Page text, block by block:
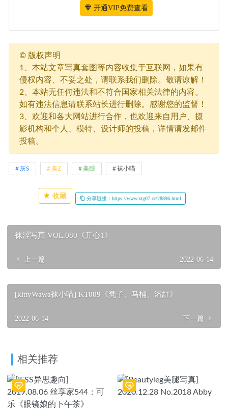
开通VIP免费查看
© 版权声明
1、本站文章写真套图等内容收集于互联网，如果有
侵权内容、不妥之处，请联系我们删除。敬请谅解！
2、本站无任何违法和不符合国家相关法律的内容。
如有违法信息请联系站长进行删除。感谢您的监督！
3、欢迎和各大网站进行合作，也欢迎来自用户、摄
影机构和个人、模特、设计师的投稿，详情请发邮件
投稿。
灰S 美Z 美腿 袜小喵
收藏 分享链接：https://www.xtg07.cc/28896.html
袜涩写真 VOL.080《开心1》
上一篇 2022-06-14
[kittyWawa袜小喵] KT009《凳子、马桶、浴缸》
2022-06-14 下一篇
相关推荐